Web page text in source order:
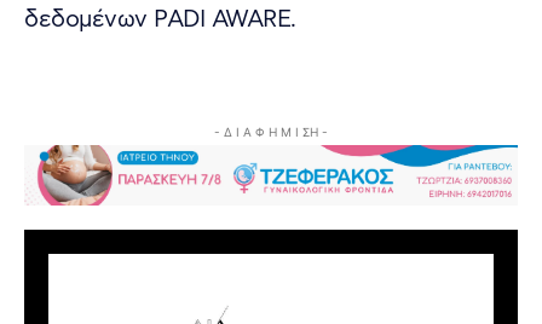
δεδομένων PADI AWARE.
- Δ Ι Α Φ Η Μ Ι ΣΗ -